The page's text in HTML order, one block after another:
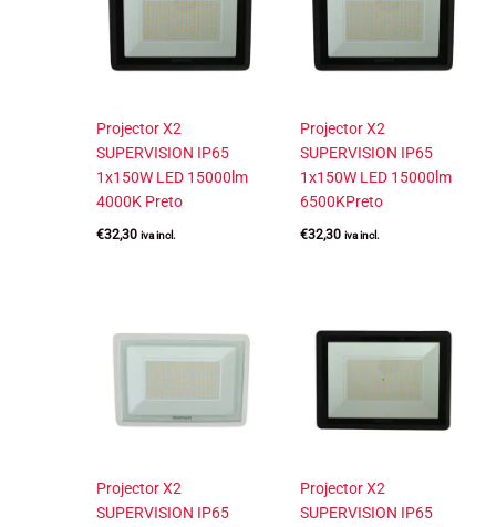
Projector X2
SUPERVISION IP65
1x150W LED 15000lm
4000K Preto
€32,30 iva incl.
Projector X2
SUPERVISION IP65
1x150W LED 15000lm
6500KPreto
€32,30 iva incl.
Projector X2
SUPERVISION IP65
Projector X2
SUPERVISION IP65